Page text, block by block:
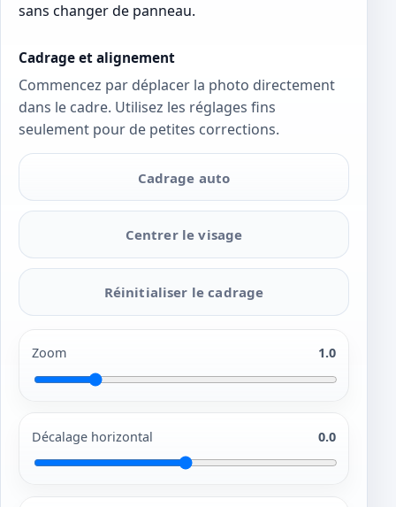
sans changer de panneau.
Cadrage et alignement
Commencez par déplacer la photo directement
dans le cadre. Utilisez les réglages fins
seulement pour de petites corrections.
Cadrage auto
Centrer le visage
Réinitialiser le cadrage
Zoom 1.0
Décalage horizontal 0.0